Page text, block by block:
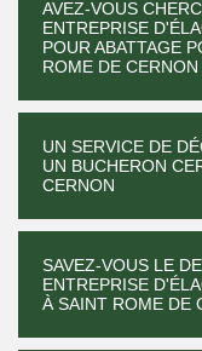
AVEZ-VOUS
ENTREPRISE
POUR ABATTAGE
ROME DE
UN SERVICE DE
UN BUCHERON
CERNON
SAVEZ-VOUS LE
ENTREPRISE
À SAINT ROME DE